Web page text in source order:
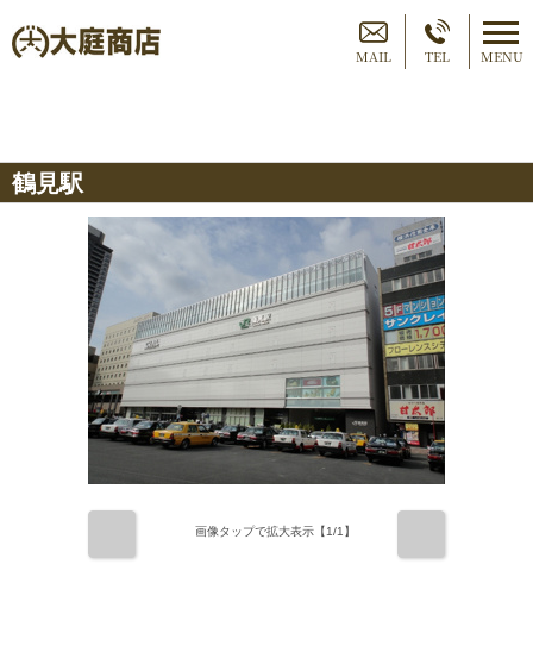
MAIL TEL MENU
鶴見駅
画像タップで拡大表示【1/1】